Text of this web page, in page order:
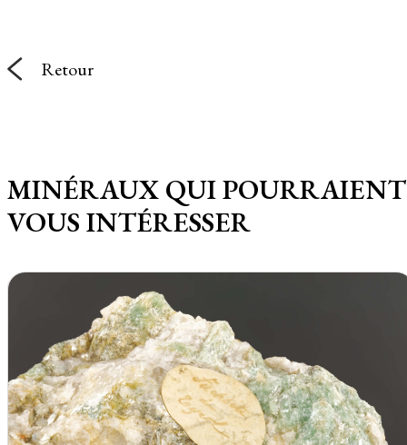
Retour
MINÉRAUX QUI POURRAIENT
VOUS INTÉRESSER